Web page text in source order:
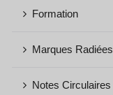
Formation
Marques Radiées
Notes Circulaires